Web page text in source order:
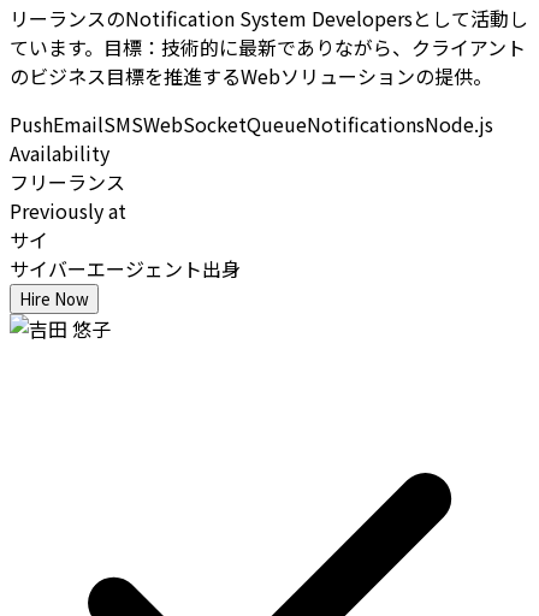
リーランスのNotification System Developersとして活動し
ています。目標：技術的に最新でありながら、クライアント
のビジネス目標を推進するWebソリューションの提供。
PushEmailSMSWebSocketQueueNotificationsNode.js
Availability
フリーランス
Previously at
サイ
サイバーエージェント出身
Hire Now